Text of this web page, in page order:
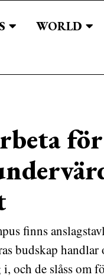
WORLD
för
finns
budskap handlar
och de slåss om